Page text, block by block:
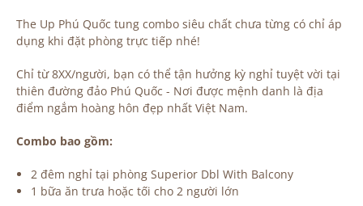
The Up Phú Quốc tung combo siêu chất chưa từng có chỉ áp
dụng khi đặt phòng trực tiếp nhé!
Chỉ từ 8XX/người, bạn có thể tận hưởng kỳ nghỉ tuyệt vời tại
thiên đường đảo Phú Quốc - Nơi được mệnh danh là địa
điểm ngắm hoàng hôn đẹp nhất Việt Nam.
Combo bao gồm:
2 đêm nghỉ tại phòng Superior Dbl With Balcony
1 bữa ăn trưa hoặc tối cho 2 người lớn